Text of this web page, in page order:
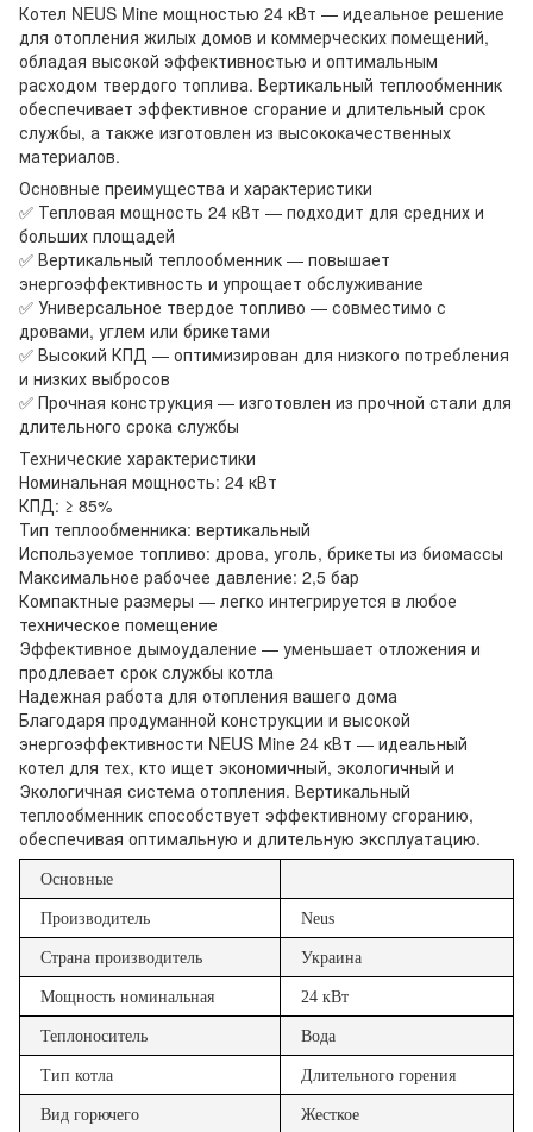
Котел NEUS Mine мощностью 24 кВт — идеальное решение
для отопления жилых домов и коммерческих помещений,
обладая высокой эффективностью и оптимальным
расходом твердого топлива. Вертикальный теплообменник
обеспечивает эффективное сгорание и длительный срок
службы, а также изготовлен из высококачественных
материалов.
Основные преимущества и характеристики
✅ Тепловая мощность 24 кВт — подходит для средних и
больших площадей
✅ Вертикальный теплообменник — повышает
энергоэффективность и упрощает обслуживание
✅ Универсальное твердое топливо — совместимо с
дровами, углем или брикетами
✅ Высокий КПД — оптимизирован для низкого потребления
и низких выбросов
✅ Прочная конструкция — изготовлен из прочной стали для
длительного срока службы
Технические характеристики
Номинальная мощность: 24 кВт
КПД: ≥ 85%
Тип теплообменника: вертикальный
Используемое топливо: дрова, уголь, брикеты из биомассы
Максимальное рабочее давление: 2,5 бар
Компактные размеры — легко интегрируется в любое
техническое помещение
Эффективное дымоудаление — уменьшает отложения и
продлевает срок службы котла
Надежная работа для отопления вашего дома
Благодаря продуманной конструкции и высокой
энергоэффективности NEUS Mine 24 кВт — идеальный
котел для тех, кто ищет экономичный, экологичный и
Экологичная система отопления. Вертикальный
теплообменник способствует эффективному сгоранию,
обеспечивая оптимальную и длительную эксплуатацию.
Основные
Производитель Neus
Страна производитель Украина
Мощность номинальная 24 кВт
Теплоноситель Вода
Тип котла Длительного горения
Вид горючего Жесткое